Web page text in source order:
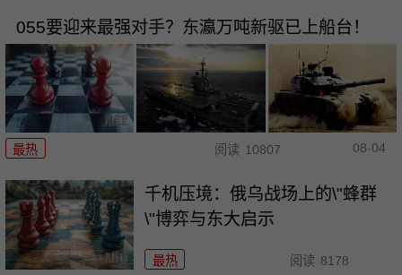
055要迎来最强对手？东瀛万吨新驱已上船台！
最热 阅读 10807 08-04
千机压境：俄乌战场上的\"蜂群
\"博弈与东大启示
最热 阅读 8178